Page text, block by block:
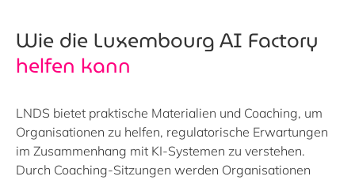
Wie die Luxembourg AI Factory
helfen kann
LNDS bietet praktische Materialien und Coaching, um
Organisationen zu helfen, regulatorische Erwartungen
im Zusammenhang mit KI-Systemen zu verstehen.
Durch Coaching-Sitzungen werden Organisationen